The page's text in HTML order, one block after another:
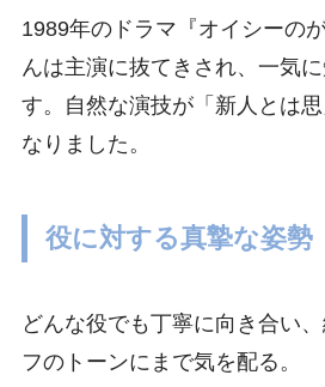
1989年のドラマ『オイシーの
んは主演に抜てきされ、一気
す。自然な演技が「新人とは
なりました。
役に対する真摯な姿勢
どんな役でも丁寧に向き合い
フのトーンにまで気を配る。